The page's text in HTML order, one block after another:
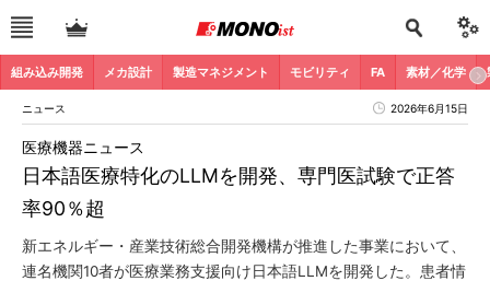
組み込み開発 メカ設計 製造マネジメント モビリティ FA 素材／化学
ニュース 2026年6月15日
日本語医療特化のLLMを開発、専門医試験で正答
率90％超
医療機器ニュース
新エネルギー・産業技術総合開発機構が推進した事業において、
連名機関10者が医療業務支援向け日本語LLMを開発した。患者情